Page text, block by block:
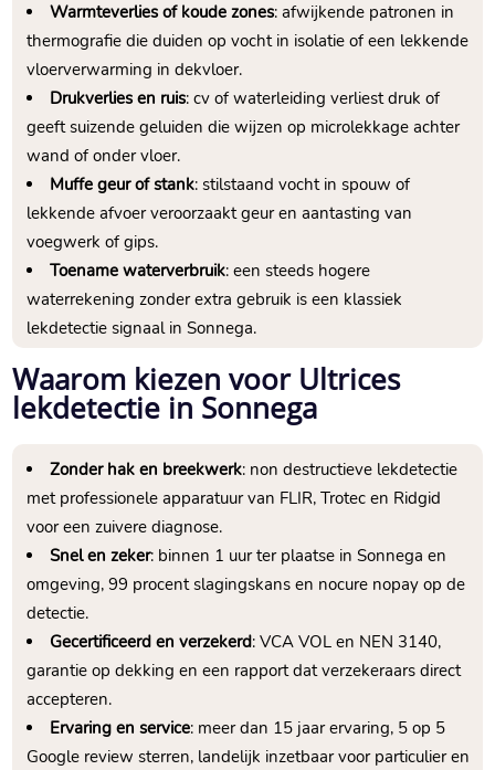
Warmteverlies of koude zones: afwijkende patronen in
thermografie die duiden op vocht in isolatie of een lekkende
vloerverwarming in dekvloer.
Drukverlies en ruis: cv of waterleiding verliest druk of
geeft suizende geluiden die wijzen op microlekkage achter
wand of onder vloer.
Muffe geur of stank: stilstaand vocht in spouw of
lekkende afvoer veroorzaakt geur en aantasting van
voegwerk of gips.
Toename waterverbruik: een steeds hogere
waterrekening zonder extra gebruik is een klassiek
lekdetectie signaal in Sonnega.
Waarom kiezen voor Ultrices
lekdetectie in Sonnega
Zonder hak en breekwerk: non destructieve lekdetectie
met professionele apparatuur van FLIR, Trotec en Ridgid
voor een zuivere diagnose.
Snel en zeker: binnen 1 uur ter plaatse in Sonnega en
omgeving, 99 procent slagingskans en nocure nopay op de
detectie.
Gecertificeerd en verzekerd: VCA VOL en NEN 3140,
garantie op dekking en een rapport dat verzekeraars direct
accepteren.
Ervaring en service: meer dan 15 jaar ervaring, 5 op 5
Google review sterren, landelijk inzetbaar voor particulier en